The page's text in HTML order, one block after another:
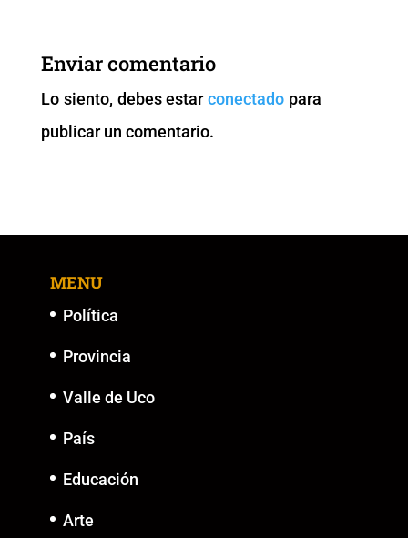
Enviar comentario
Lo siento, debes estarconectado para
publicar un comentario.
MENU
Política
Provincia
Valle de Uco
País
Educación
Arte